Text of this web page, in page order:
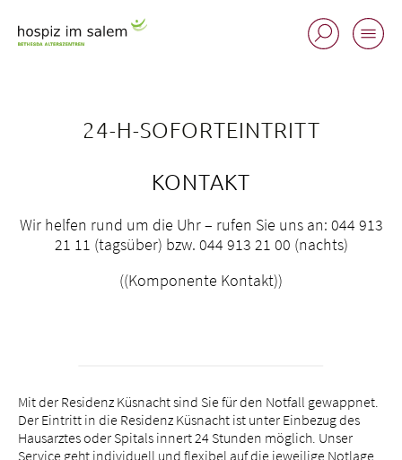
Standorte
Tätigkeitsfelder
Portrait
24-H-SOFORTEINTRITT
KONTAKT
Wir helfen rund um die Uhr – rufen Sie uns an: 044 913
21 11 (tagsüber) bzw. 044 913 21 00 (nachts)
((Komponente Kontakt))
Mit der Residenz Küsnacht sind Sie für den Notfall gewappnet.
Der Eintritt in die Residenz Küsnacht ist unter Einbezug des
Hausarztes oder Spitals innert 24 Stunden möglich. Unser
Service geht individuell und flexibel auf die jeweilige Notlage